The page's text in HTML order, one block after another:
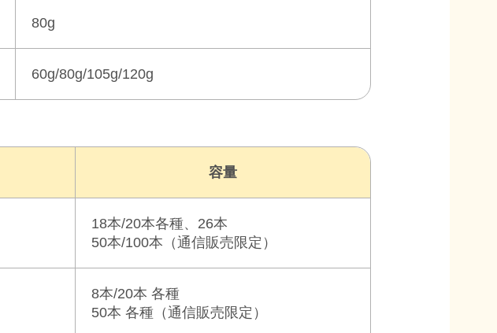
80g
60g/80g/105g/120g
容量
18本/20本各種、26本
50本/100本 （通信販売限定）
8本/20本 各種
50本 各種 （通信販売限定）